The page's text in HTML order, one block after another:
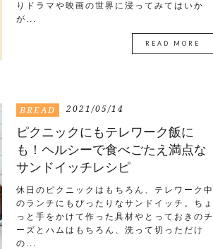
りドラマや映画の世界に浸ってみてはいか
が...
READ MORE
BREAD 2021/05/14
ピクニックにもテレワーク飯に
も！ヘルシーで食べごたえ満点な
サンドイッチレシピ
休日のピクニックはもちろん、テレワーク中
のランチにもぴったりなサンドイッチ。ちょ
っと手をかけて作った具材やとっておきのチ
ーズとハムはもちろん、洗って切っただけ
の...